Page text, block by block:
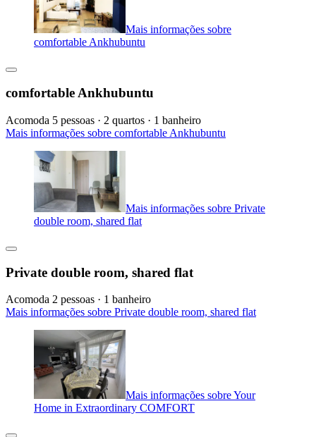
Mais informações sobre
comfortable Ankhubuntu
comfortable Ankhubuntu
Acomoda 5 pessoas · 2 quartos · 1 banheiro
Mais informações sobre comfortable Ankhubuntu
Mais informações sobre Private
double room, shared flat
Private double room, shared flat
Acomoda 2 pessoas · 1 banheiro
Mais informações sobre Private double room, shared flat
Mais informações sobre Your
Home in Extraordinary COMFORT